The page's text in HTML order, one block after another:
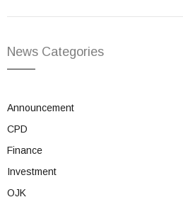
News Categories
Announcement
CPD
Finance
Investment
OJK